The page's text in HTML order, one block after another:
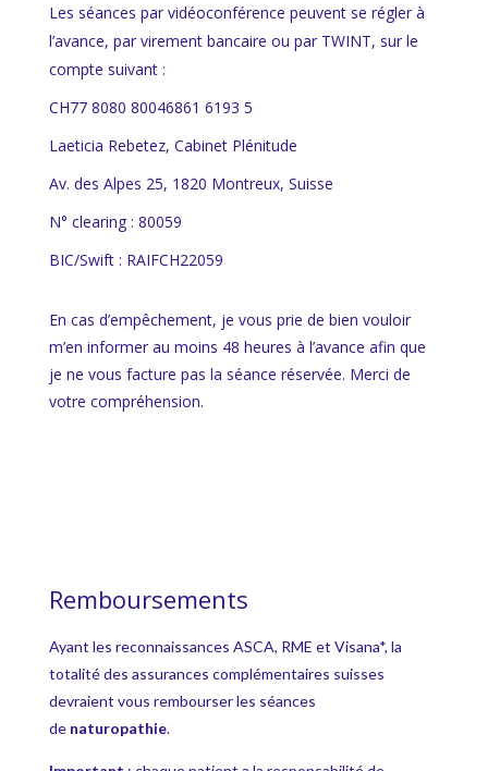
Les séances par vidéoconférence peuvent se réglerà
l’avance, par virement bancaire ou par TWINT, sur le
compte suivant :
CH77 8080 8004⁠6861 6193 5
Laeticia Rebetez, Cabinet Plénitude
Av. des Alpes 25, 1820 Montreux, Suisse
N° clearing : 80059
BIC/Swift : RAIFCH22059
En cas d’empêchement, je vous prie de bien vouloir
m’en informer au moins 48 heures à l’avance afin que
je ne vous facture pas la séance réservée. Merci de
votre compréhension.
Remboursements
Ayant les reconnaissances ASCA, RME et Visana*, la
totalité des assurances complémentaires suisses
devraient vous rembourser les séances
de naturopathie.